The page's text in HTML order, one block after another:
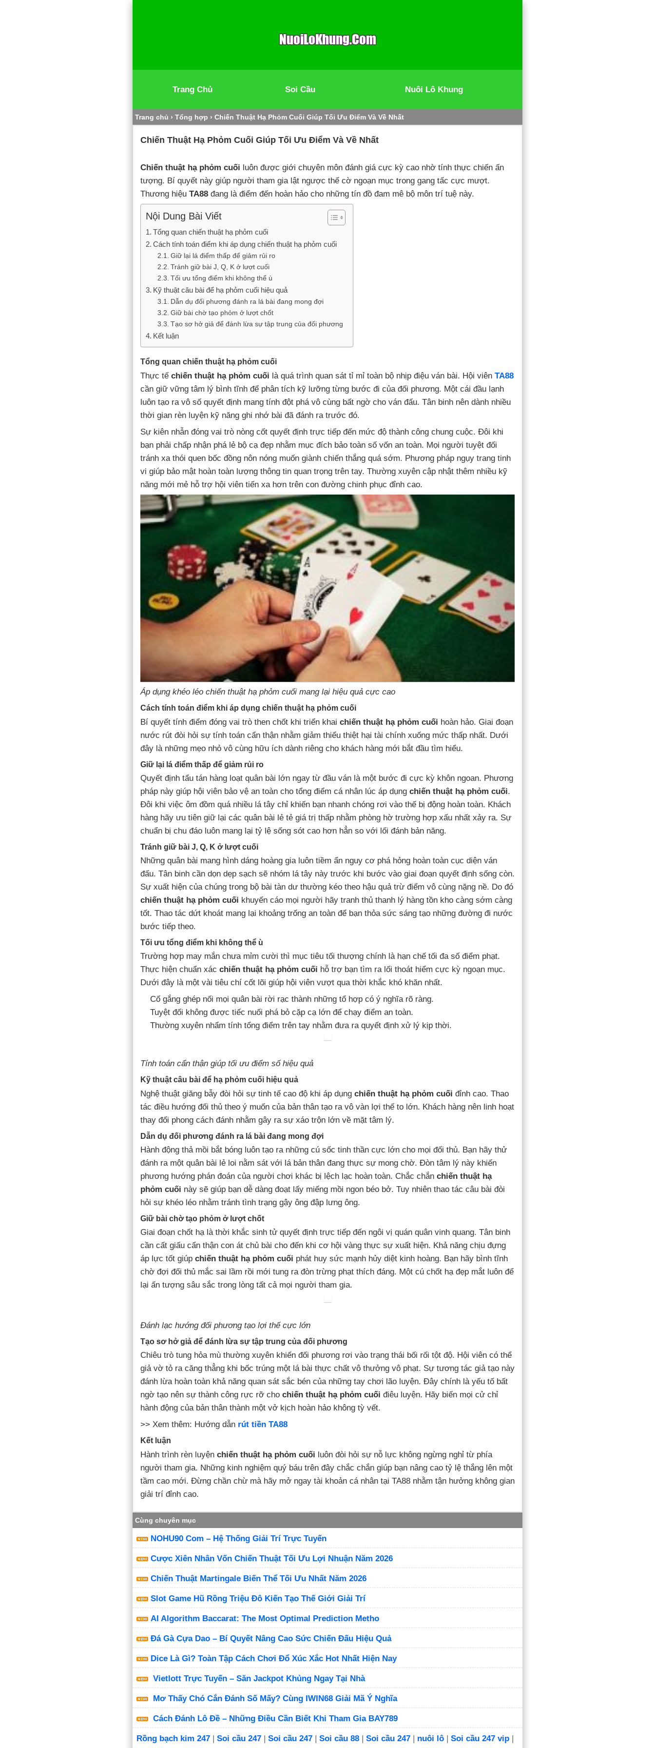
Trang Chủ Soi Cầu Nuôi Lô Khung
Trang chủ › Tổng hợp › Chiến Thuật Hạ Phỏm Cuối Giúp Tối Ưu Điểm Và Về Nhất
Chiến Thuật Hạ Phỏm Cuối Giúp Tối Ưu Điểm Và Về Nhất
Chiến thuật hạ phỏm cuối luôn được giới chuyên môn đánh giá cực kỳ cao nhờ tính thực chiến ấn
tượng. Bí quyết này giúp người tham gia lật ngược thế cờ ngoạn mục trong gang tấc cực mượt.
Thương hiệu TA88 đang là điểm đến hoàn hảo cho những tín đồ đam mê bộ môn trí tuệ này.
Nội Dung Bài Viết
Tổng quan chiến thuật hạ phỏm cuối
Cách tính toán điểm khi áp dụng chiến thuật hạ phỏm cuối
Giữ lại lá điểm thấp để giảm rủi ro
Tránh giữ bài J, Q, K ở lượt cuối
Tối ưu tổng điểm khi không thể ù
Kỹ thuật câu bài để hạ phỏm cuối hiệu quả
Dẫn dụ đối phương đánh ra lá bài đang mong đợi
Giữ bài chờ tạo phỏm ở lượt chốt
Tạo sơ hở giả để đánh lừa sự tập trung của đối phương
Kết luận
Tổng quan chiến thuật hạ phỏm cuối
Thực tế chiến thuật hạ phỏm cuối là quá trình quan sát tỉ mỉ toàn bộ nhịp điệu ván bài. Hội viên TA88
cần giữ vững tâm lý bình tĩnh để phân tích kỹ lưỡng từng bước đi của đối phương. Một cái đầu lạnh
luôn tạo ra vô số quyết định mang tính đột phá vô cùng bất ngờ cho ván đấu. Tân binh nên dành nhiều
thời gian rèn luyện kỹ năng ghi nhớ bài đã đánh ra trước đó.
Sự kiên nhẫn đóng vai trò nòng cốt quyết định trực tiếp đến mức độ thành công chung cuộc. Đôi khi
bạn phải chấp nhận phá lẻ bộ cạ đẹp nhằm mục đích bảo toàn số vốn an toàn. Mọi người tuyệt đối
tránh xa thói quen bốc đồng nôn nóng muốn giành chiến thắng quá sớm. Phương pháp ngụy trang tinh
vi giúp bảo mật hoàn toàn lượng thông tin quan trọng trên tay. Thường xuyên cập nhật thêm nhiều kỹ
năng mới mẻ hỗ trợ hội viên tiến xa hơn trên con đường chinh phục đỉnh cao.
Áp dụng khéo léo chiến thuật hạ phỏm cuối mang lại hiệu quả cực cao
Cách tính toán điểm khi áp dụng chiến thuật hạ phỏm cuối
Bí quyết tính điểm đóng vai trò then chốt khi triển khai chiến thuật hạ phỏm cuối hoàn hảo. Giai đoạn
nước rút đòi hỏi sự tính toán cẩn thận nhằm giảm thiểu thiệt hại tài chính xuống mức thấp nhất. Dưới
đây là những mẹo nhỏ vô cùng hữu ích dành riêng cho khách hàng mới bắt đầu tìm hiểu.
Giữ lại lá điểm thấp để giảm rủi ro
Quyết định tẩu tán hàng loạt quân bài lớn ngay từ đầu ván là một bước đi cực kỳ khôn ngoan. Phương
pháp này giúp hội viên bảo vệ an toàn cho tổng điểm cá nhân lúc áp dụng chiến thuật hạ phỏm cuối.
Đôi khi việc ôm đồm quá nhiều lá tây chỉ khiến bạn nhanh chóng rơi vào thế bị động hoàn toàn. Khách
hàng hãy ưu tiên giữ lại các quân bài lẻ tẻ giá trị thấp nhằm phòng hờ trường hợp xấu nhất xảy ra. Sự
chuẩn bị chu đáo luôn mang lại tỷ lệ sống sót cao hơn hẳn so với lối đánh bản năng.
Tránh giữ bài J, Q, K ở lượt cuối
Những quân bài mang hình dáng hoàng gia luôn tiềm ẩn nguy cơ phá hỏng hoàn toàn cục diện ván
đấu. Tân binh cần dọn dẹp sạch sẽ nhóm lá tây này trước khi bước vào giai đoạn quyết định sống còn.
Sự xuất hiện của chúng trong bộ bài tàn dư thường kéo theo hậu quả trừ điểm vô cùng nặng nề. Do đó
chiến thuật hạ phỏm cuối khuyến cáo mọi người hãy tranh thủ thanh lý hàng tồn kho càng sớm càng
tốt. Thao tác dứt khoát mang lại khoảng trống an toàn để bạn thỏa sức sáng tạo những đường đi nước
bước tiếp theo.
Tối ưu tổng điểm khi không thể ù
Trường hợp may mắn chưa mỉm cười thì mục tiêu tối thượng chính là hạn chế tối đa số điểm phạt.
Thực hiện chuẩn xác chiến thuật hạ phỏm cuối hỗ trợ bạn tìm ra lối thoát hiểm cực kỳ ngoạn mục.
Dưới đây là một vài tiêu chí cốt lõi giúp hội viên vượt qua thời khắc khó khăn nhất.
Cố gắng ghép nối mọi quân bài rời rạc thành những tổ hợp có ý nghĩa rõ ràng.
Tuyệt đối không được tiếc nuối phá bỏ cặp cạ lớn để chạy điểm an toàn.
Thường xuyên nhẩm tính tổng điểm trên tay nhằm đưa ra quyết định xử lý kịp thời.
Tính toán cẩn thận giúp tối ưu điểm số hiệu quả
Kỹ thuật câu bài để hạ phỏm cuối hiệu quả
Nghệ thuật giăng bẫy đòi hỏi sự tinh tế cao độ khi áp dụng chiến thuật hạ phỏm cuối đỉnh cao. Thao
tác điều hướng đối thủ theo ý muốn của bản thân tạo ra vô vàn lợi thế to lớn. Khách hàng nên linh hoạt
thay đổi phong cách đánh nhằm gây ra sự xáo trộn lớn về mặt tâm lý.
Dẫn dụ đối phương đánh ra lá bài đang mong đợi
Hành động thả mồi bắt bóng luôn tạo ra những cú sốc tinh thần cực lớn cho mọi đối thủ. Bạn hãy thử
đánh ra một quân bài lẻ loi nằm sát với lá bản thân đang thực sự mong chờ. Đòn tâm lý này khiến
phương hướng phán đoán của người chơi khác bị lệch lạc hoàn toàn. Chắc chắn chiến thuật hạ
phỏm cuối này sẽ giúp bạn dễ dàng đoạt lấy miếng mồi ngon béo bở. Tuy nhiên thao tác câu bài đòi
hỏi sự khéo léo nhằm tránh tình trạng gậy ông đập lưng ông.
Giữ bài chờ tạo phỏm ở lượt chốt
Giai đoạn chốt hạ là thời khắc sinh tử quyết định trực tiếp đến ngôi vị quán quân vinh quang. Tân binh
cần cất giấu cẩn thận con át chủ bài cho đến khi cơ hội vàng thực sự xuất hiện. Khả năng chịu đựng
áp lực tốt giúp chiến thuật hạ phỏm cuối phát huy sức mạnh hủy diệt kinh hoàng. Bạn hãy bình tĩnh
chờ đợi đối thủ mắc sai lầm rồi mới tung ra đòn trừng phạt thích đáng. Một cú chốt hạ đẹp mắt luôn để
lại ấn tượng sâu sắc trong lòng tất cả mọi người tham gia.
Đánh lạc hướng đối phương tạo lợi thế cực lớn
Tạo sơ hở giả để đánh lừa sự tập trung của đối phương
Chiêu trò tung hỏa mù thường xuyên khiến đối phương rơi vào trạng thái bối rối tột độ. Hội viên có thể
giả vờ tỏ ra căng thẳng khi bốc trúng một lá bài thực chất vô thưởng vô phạt. Sự tương tác giả tạo này
đánh lừa hoàn toàn khả năng quan sát sắc bén của những tay chơi lão luyện. Đây chính là yếu tố bất
ngờ tạo nên sự thành công rực rỡ cho chiến thuật hạ phỏm cuối điêu luyện. Hãy biến mọi cử chỉ
hành động của bản thân thành một vở kịch hoàn hảo không tỳ vết.
>> Xem thêm: Hướng dẫn rút tiền TA88
Kết luận
Hành trình rèn luyện chiến thuật hạ phỏm cuối luôn đòi hỏi sự nỗ lực không ngừng nghỉ từ phía
người tham gia. Những kinh nghiệm quý báu trên đây chắc chắn giúp bạn nâng cao tỷ lệ thắng lên một
tầm cao mới. Đừng chần chừ mà hãy mở ngay tài khoản cá nhân tại TA88 nhằm tận hưởng không gian
giải trí đỉnh cao.
Cùng chuyên mục
NOHU90 Com – Hệ Thống Giải Trí Trực Tuyến
Cược Xiên Nhân Vốn Chiến Thuật Tối Ưu Lợi Nhuận Năm 2026
Chiến Thuật Martingale Biến Thể Tối Ưu Nhất Năm 2026
Slot Game Hũ Rồng Triệu Đô Kiến Tạo Thế Giới Giải Trí
AI Algorithm Baccarat: The Most Optimal Prediction Metho
Đá Gà Cựa Dao – Bí Quyết Nâng Cao Sức Chiến Đấu Hiệu Quả
Dice Là Gì? Toàn Tập Cách Chơi Đổ Xúc Xắc Hot Nhất Hiện Nay
Vietlott Trực Tuyến – Săn Jackpot Khủng Ngay Tại Nhà
Mơ Thấy Chó Cắn Đánh Số Mấy? Cùng IWIN68 Giải Mã Ý Nghĩa
Cách Đánh Lô Đề – Những Điều Cần Biết Khi Tham Gia BAY789
Rồng bạch kim 247 | Soi cầu 247 | Soi cầu 247 | Soi cầu 88 | Soi cầu 247 | nuôi lô | Soi cầu 247 vip |